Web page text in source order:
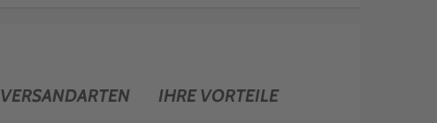
VERSANDARTEN IHRE VORTEILE